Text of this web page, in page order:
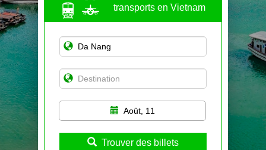
transports en Vietnam
Août, 11
Trouver des billets